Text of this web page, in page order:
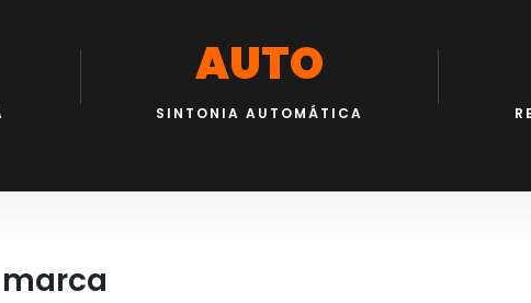
AUTO
SINTONIA AUTOMÁTICA